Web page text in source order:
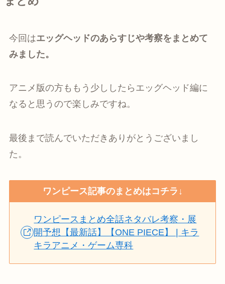
今回はエッグヘッドのあらすじや考察をまとめて
みました。
アニメ版の方ももう少ししたらエッグヘッド編に
なると思うので楽しみですね。
最後まで読んでいただきありがとうございまし
た。
ワンピース記事のまとめはコチラ↓
ワンピースまとめ全話ネタバレ考察・展
開予想【最新話】【ONE PIECE】 | キラ
キラアニメ・ゲーム専科